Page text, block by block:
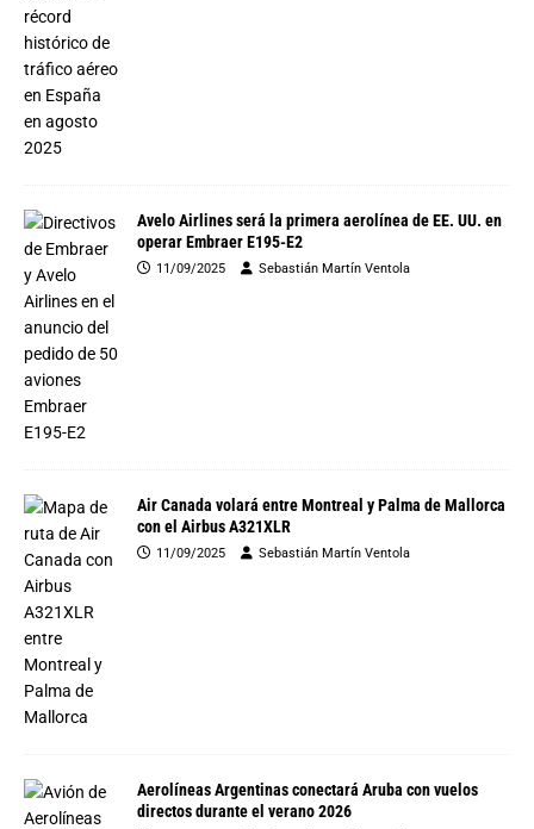
Avelo Airlines será la primera aerolínea de EE. UU. en
operar Embraer E195-E2
11/09/2025 Sebastián Martín Ventola
Air Canada volará entre Montreal y Palma de Mallorca
con el Airbus A321XLR
11/09/2025 Sebastián Martín Ventola
Aerolíneas Argentinas conectará Aruba con vuelos
directos durante el verano 2026